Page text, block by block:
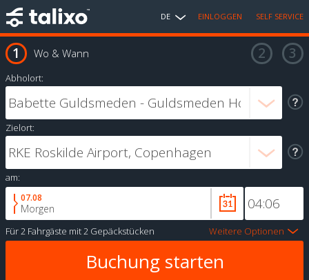
DE EINLOGGEN SELF SERVICE
Wo & Wann
Abholort:
Zielort:
am:
07.08
Morgen
Für2 Fahrgäste mit2 Gepäckstücken Weitere Optionen